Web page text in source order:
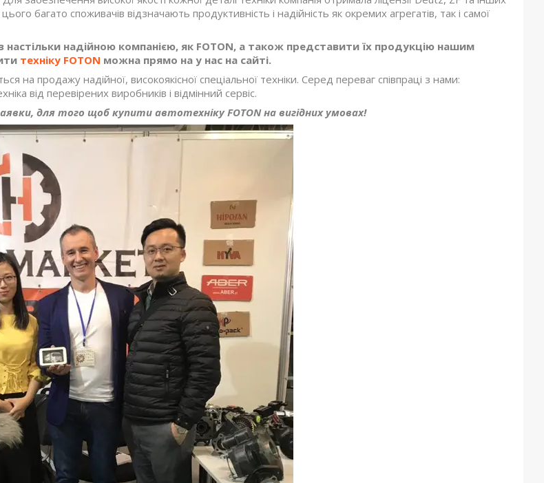
багато споживачів відзначають продуктивність і надійність як окремих агрегатів, так і самої
надійною компанією, як FOTON, а також представити їх продукцію нашим
техніку FOTON можна прямо на у нас на сайті.
на продажу надійної, високоякісної спеціальної техніки. Серед переваг співпраці з нами:
від перевірених виробників і відмінний сервіс.
для того щоб купити автотехнікуFOTON на вигідних умовах!